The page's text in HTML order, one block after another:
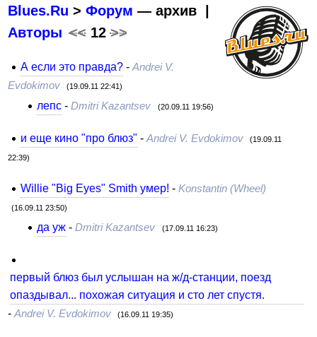
Blues.Ru > Форум — архив |
Авторы << 12>>
А если это правда?- Andrei V.
Evdokimov
(19.09.11 22:41)
лепс -Dmitri Kazantsev (20.09.11 19:56)
и еще кино "про блюз" - Andrei V. Evdokimov (19.09.11
22:39)
Willie "Big Eyes" Smith умер! - Konstantin (Wheel)
(16.09.11 23:50)
да уж -Dmitri Kazantsev (17.09.11 16:23)
первый блюз был услышан на ж/д-станции, поезд
опаздывал... похожая ситуация и сто лет спустя.
- Andrei V. Evdokimov (16.09.11 19:35)